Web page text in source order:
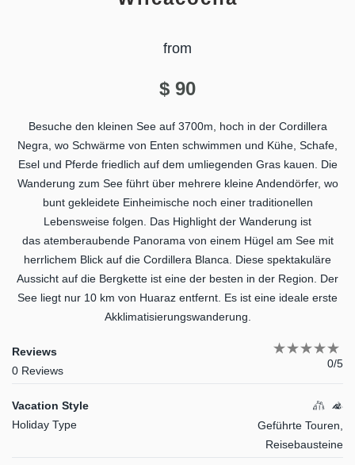
from
$ 90
Besuche den kleinen See auf 3700m, hoch in der Cordillera
Negra, wo Schwärme von Enten schwimmen und Kühe, Schafe,
Esel und Pferde friedlich auf dem umliegenden Gras kauen. Die
Wanderung zum See führt über mehrere kleine Andendörfer, wo
bunt gekleidete Einheimische noch einer traditionellen
Lebensweise folgen. Das Highlight der Wanderung ist
das atemberaubende Panorama von einem Hügel am See mit
herrlichem Blick auf die Cordillera Blanca. Diese spektakuläre
Aussicht auf die Bergkette ist eine der besten in der Region. Der
See liegt nur 10 km von Huaraz entfernt. Es ist eine ideale erste
Akklimatisierungswanderung.
Reviews
0 Reviews
0/5
Vacation Style
Holiday Type
Geführte Touren,
Reisebausteine